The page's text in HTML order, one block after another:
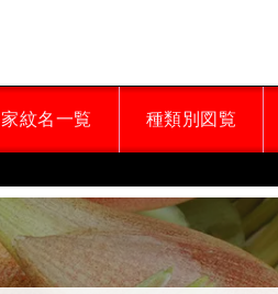
家紋名一覧 種類別図覧